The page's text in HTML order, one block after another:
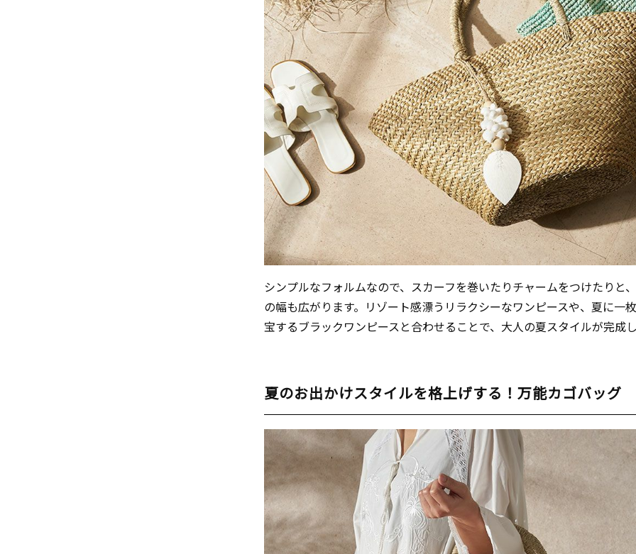
シンプルなフォルムなので、スカーフを巻いたりチャームをつけたりと
の幅も広がります。リゾート感漂うリラクシーなワンピースや、夏に一
宝するブラックワンピースと合わせることで、大人の夏スタイルが完成
夏のお出かけスタイルを格上げする！万能カゴバッグ